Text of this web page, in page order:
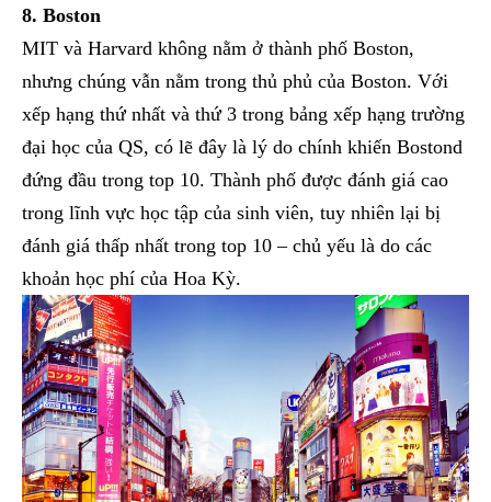
8. Boston
MIT và Harvard không nằm ở thành phố Boston,
nhưng chúng vẫn nằm trong thủ phủ của Boston. Với
xếp hạng thứ nhất và thứ 3 trong bảng xếp hạng trường
đại học của QS, có lẽ đây là lý do chính khiến Bostond
đứng đầu trong top 10. Thành phố được đánh giá cao
trong lĩnh vực học tập của sinh viên, tuy nhiên lại bị
đánh giá thấp nhất trong top 10 – chủ yếu là do các
khoản học phí của Hoa Kỳ.